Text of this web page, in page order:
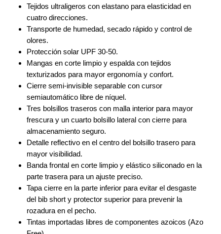
Tejidos ultraligeros con elastano para elasticidad en
cuatro direcciones.
Transporte de humedad, secado rápido y control de
olores.
Protección solar UPF 30-50.
Mangas en corte limpio y espalda con tejidos
texturizados para mayor ergonomía y confort.
Cierre semi-invisible separable con cursor
semiautomático libre de níquel.
Tres bolsillos traseros con malla interior para mayor
frescura y un cuarto bolsillo lateral con cierre para
almacenamiento seguro.
Detalle reflectivo en el centro del bolsillo trasero para
mayor visibilidad.
Banda frontal en corte limpio y elástico siliconado en la
parte trasera para un ajuste preciso.
Tapa cierre en la parte inferior para evitar el desgaste
del bib short y protector superior para prevenir la
rozadura en el pecho.
Tintas importadas libres de componentes azoicos (Azo